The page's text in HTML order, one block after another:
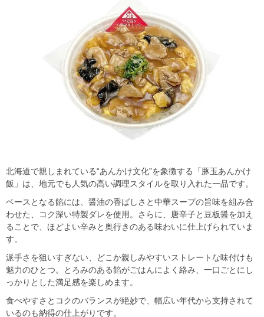
北海道で親しまれている“あんかけ文化”を象徴する「豚玉あんかけ
飯」は、地元でも人気の高い調理スタイルを取り入れた一品です。
ベースとなる餡には、醤油の香ばしさと中華スープの旨味を組み合
わせた、コク深い特製ダレを使用。さらに、唐辛子と豆板醤を加え
ることで、ほどよい辛みと奥行きのある味わいに仕上げられていま
す。
派手さを狙いすぎない、どこか親しみやすいストレートな味付けも
魅力のひとつ。とろみのある餡がごはんによく絡み、一口ごとにし
っかりとした満足感を楽しめます。
食べやすさとコクのバランスが絶妙で、幅広い年代から支持されて
いるのも納得の仕上がりです。